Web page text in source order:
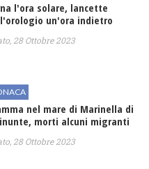
l'ora solare, lancette
un'ora indietro
28 Ottobre 2023
nel mare di Marinella di
morti alcuni migranti
28 Ottobre 2023